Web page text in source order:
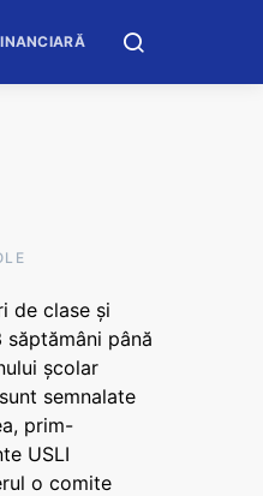
de clase și
până
școlar
semnalate
prim-
USLI
o comite